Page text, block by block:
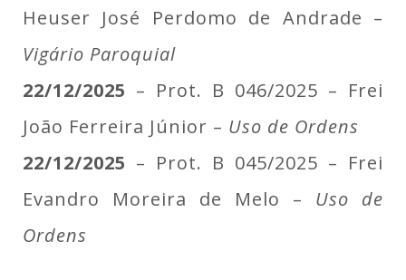
Heuser José Perdomo de Andrade –
Vigário Paroquial
22/12/2025 – Prot. B 046/2025 – Frei
João Ferreira Júnior – Uso de Ordens
22/12/2025 – Prot. B 045/2025 – Frei
Evandro Moreira de Melo – Uso de
Ordens